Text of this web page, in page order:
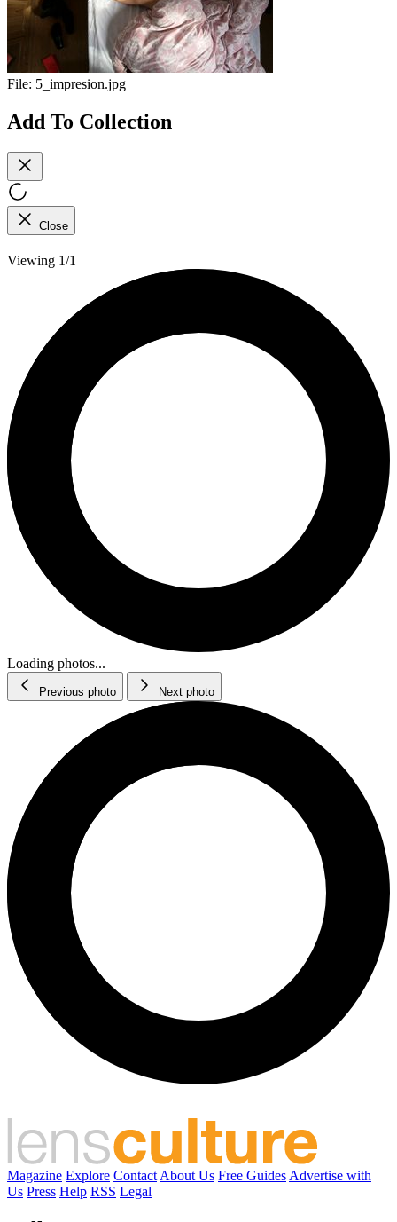
File: 5_impresion.jpg
Add To Collection
Close
Viewing 1/1
Loading photos...
Previous photo Next photo
Magazine Explore Contact About Us Free Guides Advertise with
Us Press Help RSS Legal